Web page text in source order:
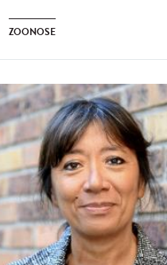
ZOONOSE